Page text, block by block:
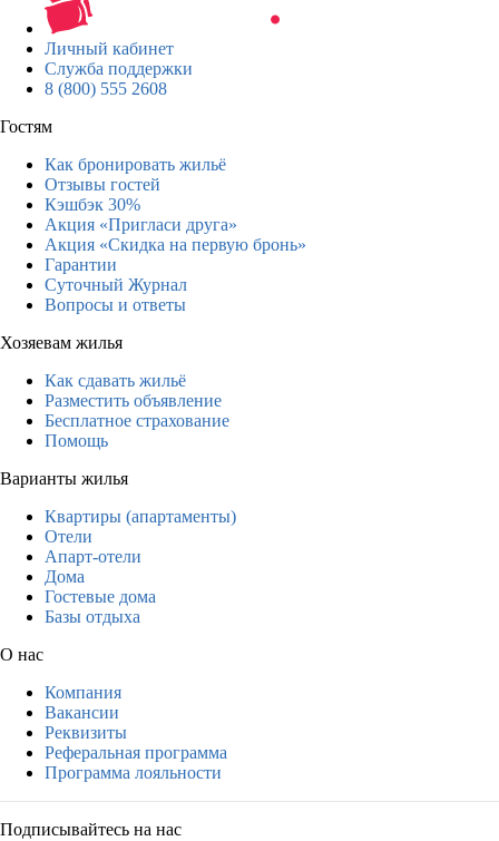
Личный кабинет
Служба поддержки
8 (800) 555 2608
Гостям
Как бронировать жильё
Отзывы гостей
Кэшбэк 30%
Акция «Пригласи друга»
Акция «Скидка на первую бронь»
Гарантии
Суточный Журнал
Вопросы и ответы
Хозяевам жилья
Как сдавать жильё
Разместить объявление
Бесплатное страхование
Помощь
Варианты жилья
Квартиры (апартаменты)
Отели
Апарт-отели
Дома
Гостевые дома
Базы отдыха
О нас
Компания
Вакансии
Реквизиты
Реферальная программа
Программа лояльности
Подписывайтесь на нас